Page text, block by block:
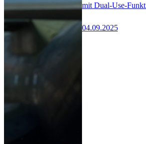
mit Dual-Use-
04.09.2025